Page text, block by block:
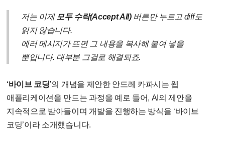
저는 이제 모두 수락(Accept All) 버튼만 누르고 diff도
읽지 않습니다.
에러 메시지가 뜨면 그 내용을 복사해 붙여 넣을
뿐입니다. 대부분 그걸로 해결되죠.
‘바이브 코딩’의 개념을 제안한 안드레 카파시는 웹
애플리케이션을 만드는 과정을 예로 들어, AI 의 제안을
지속적으로 받아들이며 개발을 진행하는 방식을 ‘바이브
코딩’이라 소개했습니다.